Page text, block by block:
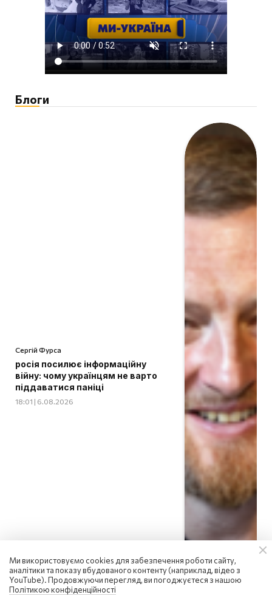
Блоги
Сергій Фурса
росія посилює інформаційну
війну: чому українцям не варто
піддаватися паніці
18:01 | 6.08.2026
Ми використовуємо cookies для забезпечення роботи сайту,
аналітики та показу вбудованого контенту (наприклад, відео з
YouTube). Продовжуючи перегляд, ви погоджуєтеся з нашою
Політикою конфіденційності